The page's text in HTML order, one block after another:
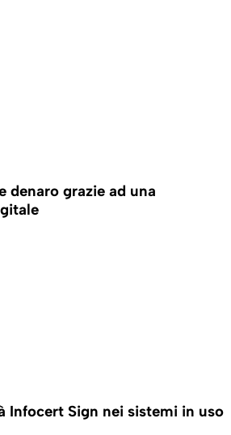
denaro grazie ad una
Infocert Sign nei sistemi in uso